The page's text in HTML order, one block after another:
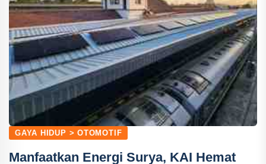
GAYA HIDUP > OTOMOTIF
Manfaatkan Energi Surya, KAI Hemat